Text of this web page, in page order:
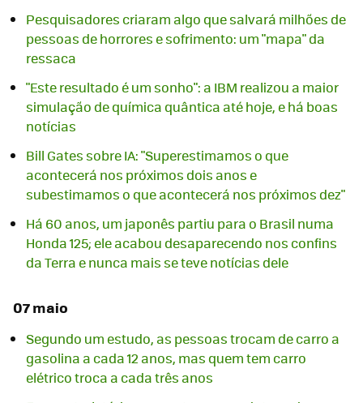
Pesquisadores criaram algo que salvará milhões de
pessoas de horrores e sofrimento: um "mapa" da
ressaca
"Este resultado é um sonho": a IBM realizou a maior
simulação de química quântica até hoje, e há boas
notícias
Bill Gates sobre IA: "Superestimamos o que
acontecerá nos próximos dois anos e
subestimamos o que acontecerá nos próximos dez"
Há 60 anos, um japonês partiu para o Brasil numa
Honda 125; ele acabou desaparecendo nos confins
da Terra e nunca mais se teve notícias dele
07 maio
Segundo um estudo, as pessoas trocam de carro a
gasolina a cada 12 anos, mas quem tem carro
elétrico troca a cada três anos